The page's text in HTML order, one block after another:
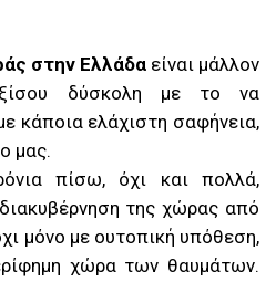
στην Ελλάδα είναι μάλλον
δύσκολη με το να
κάποια ελάχιστη σαφήνεια,
μας.
πίσω, όχι και πολλά,
της χώρας από
μόνο με ουτοπική υπόθεση,
χώρα των θαυμάτων.